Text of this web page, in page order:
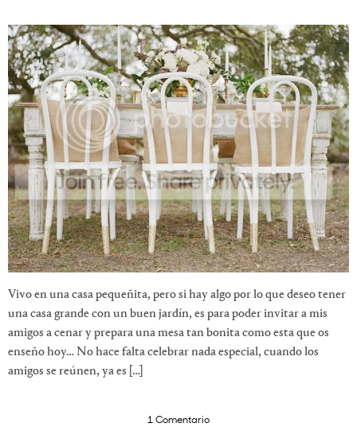
Vivo en una casa pequeñita, pero si hay algo por lo que deseo tener
una casa grande con un buen jardín, es para poder invitar a mis
amigos a cenar y prepara una mesa tan bonita como esta que os
enseño hoy… No hace falta celebrar nada especial, cuando los
amigos se reúnen, ya es […]
1 Comentario